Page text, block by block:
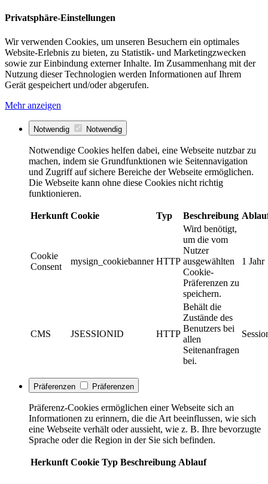
Privatsphäre-Einstellungen
Wir verwenden Cookies, um unseren Besuchern ein optimales
Website-Erlebnis zu bieten, zu Statistik- und Marketingzwecken
sowie zur Einbindung externer Inhalte. Im Zusammenhang mit der
Nutzung dieser Technologien werden Informationen auf Ihrem
Gerät gespeichert und/oder abgerufen.
Mehr anzeigen
Notwendig Notwendig
Notwendige Cookies helfen dabei, eine Webseite nutzbar zu
machen, indem sie Grundfunktionen wie Seitennavigation
und Zugriff auf sichere Bereiche der Webseite ermöglichen.
Die Webseite kann ohne diese Cookies nicht richtig
funktionieren.
Herkunft Cookie Typ Beschreibung
Cookie
Consent
mysign_cookiebanner HTTP
Wird benötigt,
um die vom
Nutzer
ausgewählten
Cookie-
Präferenzen zu
speichern.
1 Jahr
CMS JSESSIONID HTTP
Behält die
Zustände des
Benutzers bei
allen
Seitenanfragen
bei.
Präferenzen Präferenzen
Präferenz-Cookies ermöglichen einer Webseite sich an
Informationen zu erinnern, die die Art beeinflussen, wie sich
eine Webseite verhält oder aussieht, wie z. B. Ihre bevorzugte
Sprache oder die Region in der Sie sich befinden.
Herkunft Cookie Typ Beschreibung Ablauf